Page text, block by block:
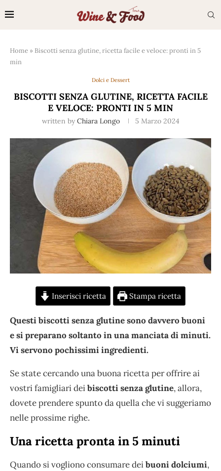
Home » Biscotti senza glutine, ricetta facile e veloce: pronti in 5
min
Dolci e Dessert
BISCOTTI SENZA GLUTINE, RICETTA FACILE
E VELOCE: PRONTI IN 5 MIN
written by Chiara Longo 5 Marzo 2024
Inserisci ricetta Stampa ricetta
Questi biscotti senza glutine sono davvero buoni
e si preparano soltanto in una manciata di minuti.
Vi servono pochissimi ingredienti.
Se state cercando una buona ricetta per offrire ai
vostri famigliari deibiscotti senza glutine, allora,
dovete prendere spunto da quella che vi suggeriamo
nelle prossime righe.
Una ricetta pronta in 5 minuti
Quando si vogliono consumare deibuoni dolciumi,